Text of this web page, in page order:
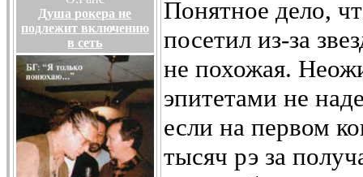
Душа рокера не
подлежит включению
в сеть
Понятное дело,
посетил из-за
не похожая.
эпитетами не
если на первом
тысяч рэ за